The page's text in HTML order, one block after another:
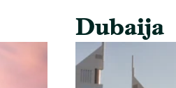
Dubaija